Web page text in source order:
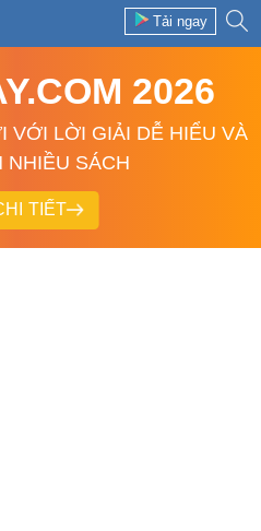
Tải ngay
2026
VỚI LỜI GIẢI DỄ HIỂU VÀ
NHIỀU SÁCH
TIẾT